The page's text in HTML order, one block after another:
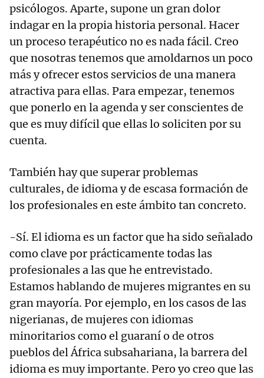
psicólogos. Aparte, supone un gran dolor
indagar en la propia historia personal. Hacer
un proceso terapéutico no es nada fácil. Creo
que nosotras tenemos que amoldarnos un poco
más y ofrecer estos servicios de una manera
atractiva para ellas. Para empezar, tenemos
que ponerlo en la agenda y ser conscientes de
que es muy difícil que ellas lo soliciten por su
cuenta.
También hay que superar problemas
culturales, de idioma y de escasa formación de
los profesionales en este ámbito tan concreto.
-Sí. El idioma es un factor que ha sido señalado
como clave por prácticamente todas las
profesionales a las que he entrevistado.
Estamos hablando de mujeres migrantes en su
gran mayoría. Por ejemplo, en los casos de las
nigerianas, de mujeres con idiomas
minoritarios como el guaraní o de otros
pueblos del África subsahariana, la barrera del
idioma es muy importante. Pero yo creo que las